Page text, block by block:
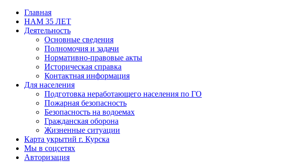
УГОЧС г. Курска
Главная
НАМ 35 ЛЕТ
Деятельность
Основные сведения
Полномочия и задачи
Нормативно-правовые акты
Историческая справка
Контактная информация
Для населения
Подготовка неработающего населения по ГО
Пожарная безопасность
Безопасность на водоемах
Гражданская оборона
Жизненные ситуации
Карта укрытий г. Курска
Мы в соцсетях
Авторизация